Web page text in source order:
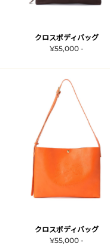
クロスボディバッグ
¥55,000 -
クロスボディバッグ
¥55,000 -